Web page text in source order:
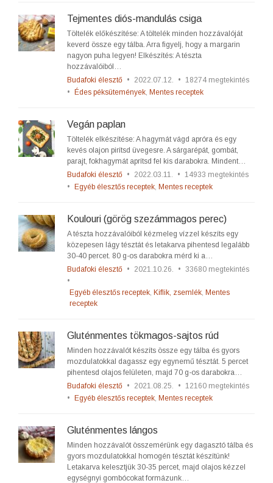
Tejmentes diós-mandulás csiga
Töltelék előkészítése: A töltelék minden hozzávalóját
keverd össze egy tálba. Arra figyelj, hogy a margarin
nagyon puha legyen! Elkészítés: A tészta
hozzávalóiból…
Budafoki élesztő • 2022.07.12. • 18274 megtekintés
•
Édes péksütemények, Mentes receptek
Vegán paplan
Töltelék elkészítése: A hagymát vágd apróra és egy
kevés olajon pirítsd üvegesre. A sárgarépát, gombát,
parajt, fokhagymát aprítsd fel kis darabokra. Mindent…
Budafoki élesztő • 2022.03.11. • 14933 megtekintés
•
Egyéb élesztős receptek, Mentes receptek
Koulouri (görög szezámmagos perec)
A tészta hozzávalóiból kézmeleg vízzel készíts egy
közepesen lágy tésztát és letakarva pihentesd legalább
30-40 percet. 80 g-os darabokra mérd ki a…
Budafoki élesztő • 2021.10.26. • 33680 megtekintés
•
Egyéb élesztős receptek, Kiflik, zsemlék, Mentes
receptek
Gluténmentes tökmagos-sajtos rúd
Minden hozzávalót készíts össze egy tálba és gyors
mozdulatokkal dagassz egy egynemű tésztát. 5 percet
pihentesd olajos felületen, majd 70 g-os darabokra…
Budafoki élesztő • 2021.08.25. • 12160 megtekintés
•
Egyéb élesztős receptek, Mentes receptek
Gluténmentes lángos
Minden hozzávalót összemérünk egy dagasztó tálba és
gyors mozdulatokkal homogén tésztát készítünk!
Letakarva kelesztjük 30-35 percet, majd olajos kézzel
egységnyi gombócokat formázunk…